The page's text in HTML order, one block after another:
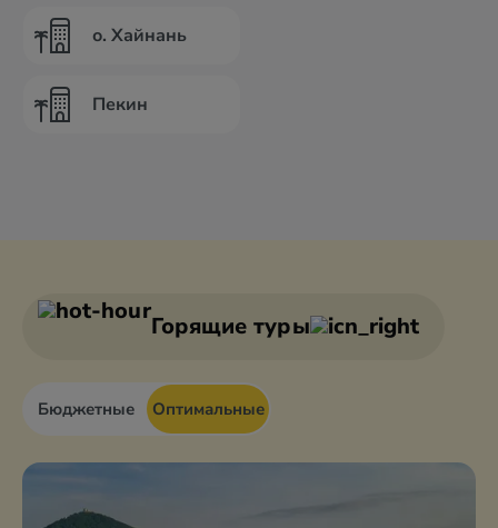
о. Хайнань
Пекин
Горящие туры
Бюджетные Оптимальные